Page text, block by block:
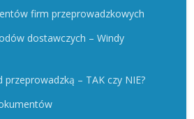
firm przeprowadzkowych
dostawczych – Windy
– TAK czy NIE?